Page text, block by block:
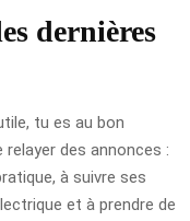
dernières
tu es au bon
relayer des annonces :
à suivre ses
et à prendre de